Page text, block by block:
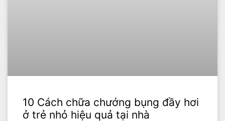
10 Cách chữa chướng bụng đầy hơi
ở trẻ nhỏ hiệu quả tại nhà